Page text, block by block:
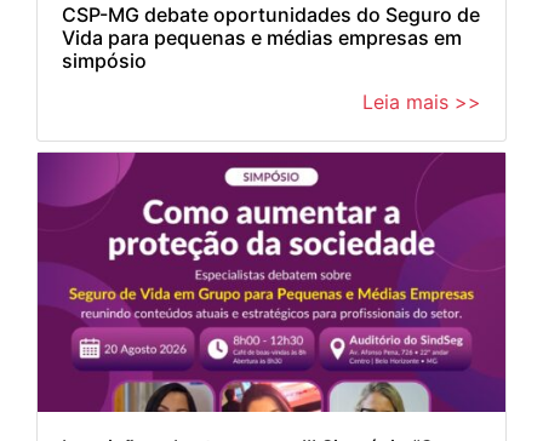
CSP-MG debate oportunidades do Seguro de
Vida para pequenas e médias empresas em
simpósio
Leia mais >>